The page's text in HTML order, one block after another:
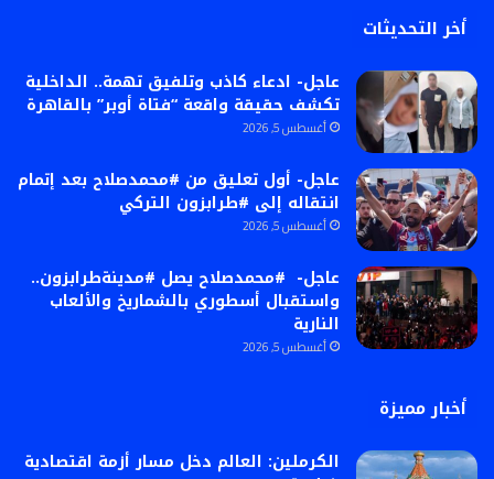
أخر التحديثات
عاجل- ادعاء كاذب وتلفيق تهمة.. الداخلية
تكشف حقيقة واقعة “فتاة أوبر” بالقاهرة
أغسطس 5, 2026
عاجل- أول تعليق من #محمدصلاح بعد إتمام
انتقاله إلى #طرابزون التركي
أغسطس 5, 2026
عاجل- #محمدصلاح يصل #مدينةطرابزون..
واستقبال أسطوري بالشماريخ والألعاب
النارية
أغسطس 5, 2026
أخبار مميزة
الكرملين: العالم دخل مسار أزمة اقتصادية